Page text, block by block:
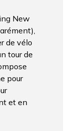
New
de vélo
tour de
pour
et en